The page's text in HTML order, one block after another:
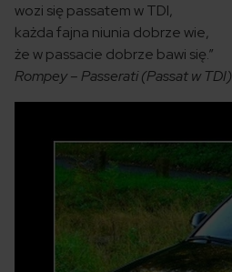
wozi się passatem w TDI,
każda fajna niunia dobrze wie,
że w passacie dobrze bawi się.”
Rompey – Passerati (Passat w TDI)